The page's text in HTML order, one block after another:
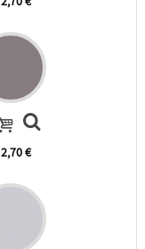
2,70 €